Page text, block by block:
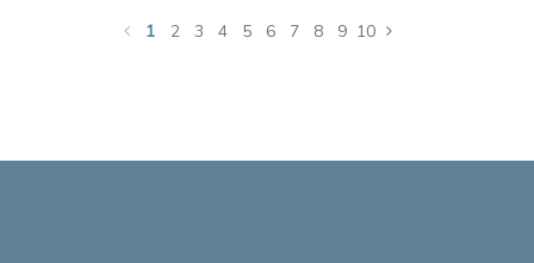
1 2 3 4 5 6 7 8 9 10